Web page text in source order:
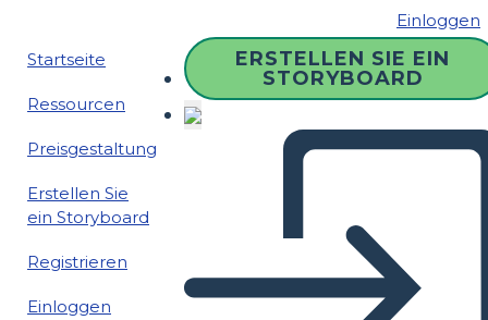
Einloggen
Startseite
Ressourcen
Preisgestaltung
Erstellen Sie
ein Storyboard
Registrieren
Einloggen
ERSTELLEN SIE EIN
STORYBOARD